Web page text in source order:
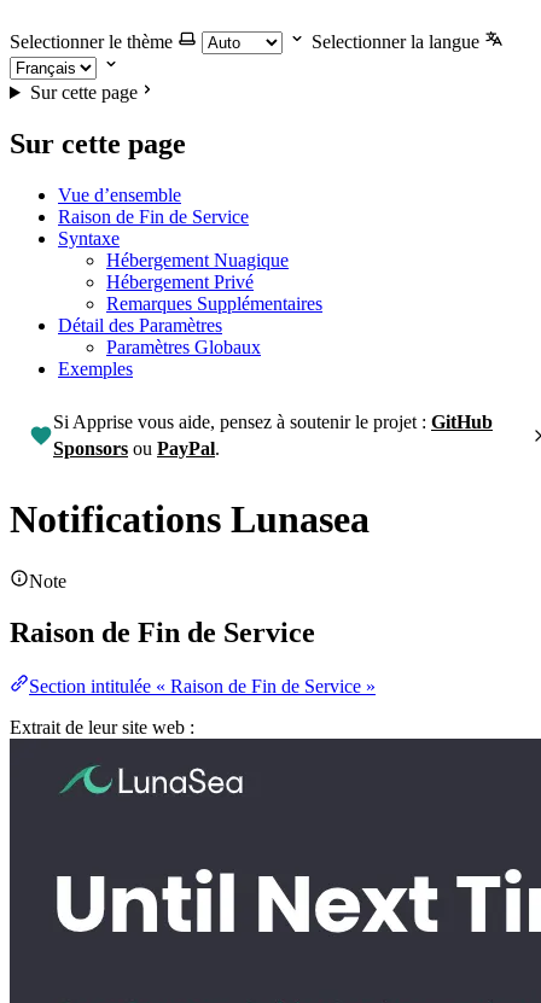
Selectionner le thème Selectionner la langue
Sur cette page
Sur cette page
Vue d’ensemble
Raison de Fin de Service
Syntaxe
Hébergement Nuagique
Hébergement Privé
Remarques Supplémentaires
Détail des Paramètres
Paramètres Globaux
Exemples
Si Apprise vous aide, pensez à soutenir le projet : GitHub
Sponsors ou PayPal.
Notifications Lunasea
Note
Raison de Fin de Service
Section intitulée « Raison de Fin de Service »
Extrait de leur site web :